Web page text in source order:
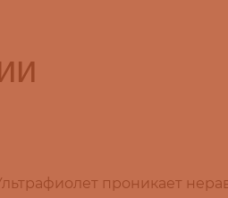
проникает